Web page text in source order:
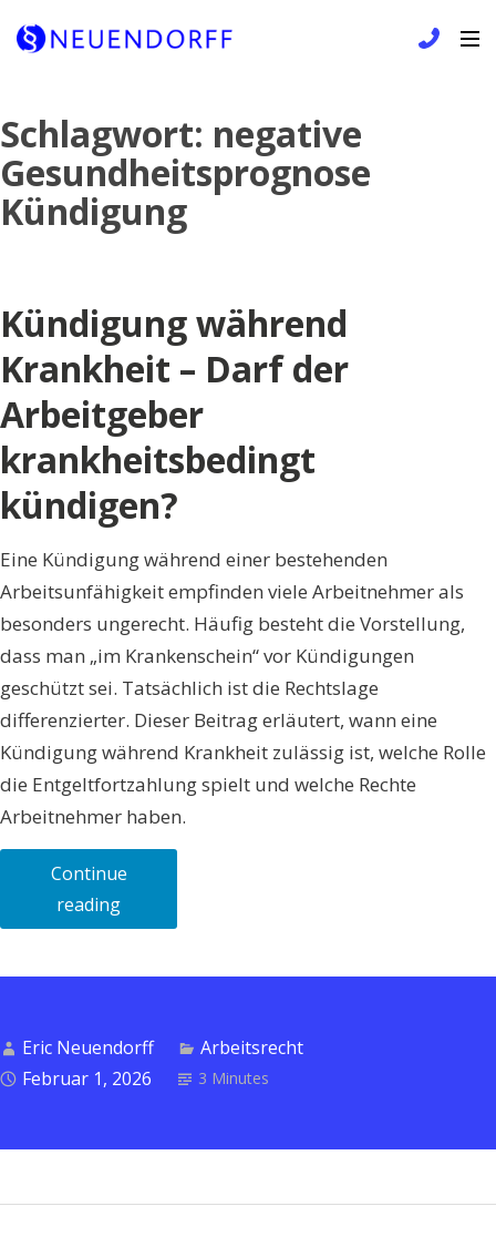
to
content
Schlagwort: negative
Gesundheitsprognose
Kündigung
Kündigung während
Krankheit – Darf der
Arbeitgeber
krankheitsbedingt
kündigen?
Eine Kündigung während einer bestehenden
Arbeitsunfähigkeit empfinden viele Arbeitnehmer als
besonders ungerecht. Häufig besteht die Vorstellung,
dass man „im Krankenschein“ vor Kündigungen
geschützt sei. Tatsächlich ist die Rechtslage
differenzierter. Dieser Beitrag erläutert, wann eine
Kündigung während Krankheit zulässig ist, welche Rolle
die Entgeltfortzahlung spielt und welche Rechte
Arbeitnehmer haben.
Continue
reading„Kündigung
während
der
Arbeitgeber
kündigen?“
Eric Neuendorff
Arbeitsrecht
Februar 1, 2026
3 Minutes